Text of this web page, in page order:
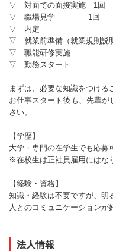
▽ 対面での面接実施 1回
▽ 職場見学 1回
▽ 内定
▽ 就業前準備（就業規則説
▽ 職能研修実施
▽ 勤務スタート
まずは、必要な知識をつける
お仕事スタート後も、先輩
さい。
【学歴】
大学・専門の在学生でも応募
※在校生は正社員雇用にはな
【経験・資格】
知識・経験は不要ですが、明
人とのコミュニケーションが
法人情報